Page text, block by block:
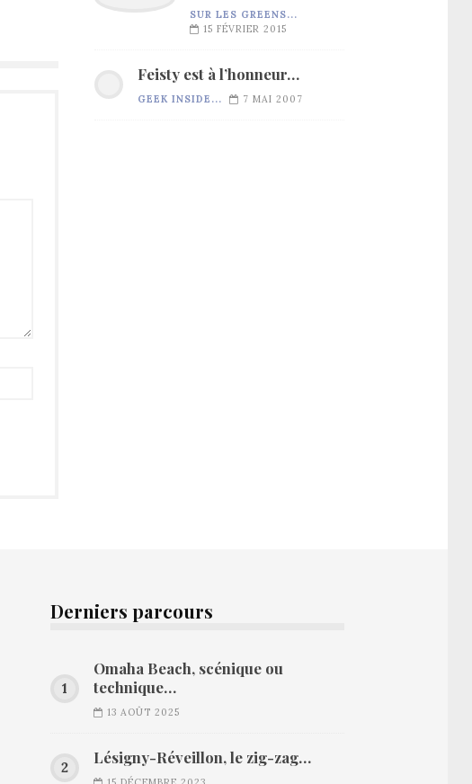
SUR LES GREENS...
15 FÉVRIER 2015
Feisty est à l’honneur…
GEEK INSIDE... 7 MAI 2007
Derniers parcours
Omaha Beach, scénique ou
technique…
13 AOÛT 2025
Lésigny-Réveillon, le zig-zag…